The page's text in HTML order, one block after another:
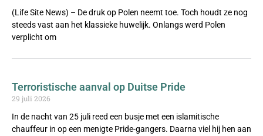
(Life Site News) – De druk op Polen neemt toe. Toch houdt ze nog
steeds vast aan het klassieke huwelijk. Onlangs werd Polen
verplicht om
Terroristische aanval op Duitse Pride
29 juli 2026
In de nacht van 25 juli reed een busje met een islamitische
chauffeur in op een menigte Pride-gangers. Daarna viel hij hen aan